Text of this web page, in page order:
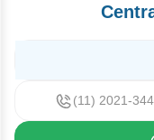
(11) 2021-